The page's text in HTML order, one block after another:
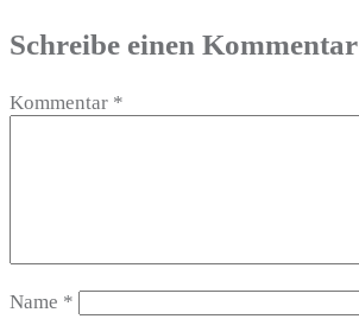
Schreibe einen Kommentar
Kommentar *
Name *